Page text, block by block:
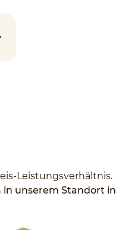
Leistungsverhältnis.
in unserem Standort in